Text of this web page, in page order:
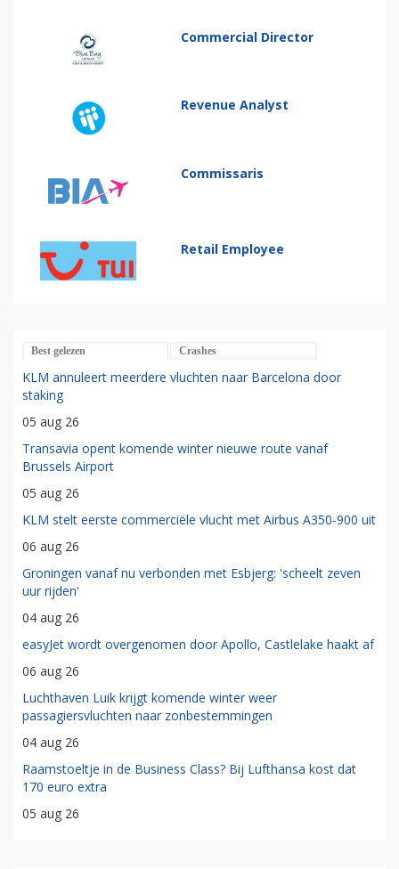
Commercial Director
Revenue Analyst
Commissaris
Retail Employee
Best gelezen Crashes
KLM annuleert meerdere vluchten naar Barcelona door
staking
05 aug 26
Transavia opent komende winter nieuwe route vanaf
Brussels Airport
05 aug 26
KLM stelt eerste commerciële vlucht met Airbus A350-900 uit
06 aug 26
Groningen vanaf nu verbonden met Esbjerg: 'scheelt zeven
uur rijden'
04 aug 26
easyJet wordt overgenomen door Apollo, Castlelake haakt af
06 aug 26
Luchthaven Luik krijgt komende winter weer
passagiersvluchten naar zonbestemmingen
04 aug 26
Raamstoeltje in de Business Class? Bij Lufthansa kost dat
170 euro extra
05 aug 26